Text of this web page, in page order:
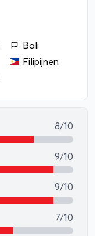
Bali
Filipijnen
8/10
9/10
9/10
7/10